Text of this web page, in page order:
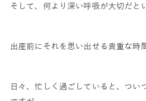
そして、何より深い呼吸が大切だと
出産前にそれを思い出せる貴重な時
日々、忙しく過ごしていると、つい